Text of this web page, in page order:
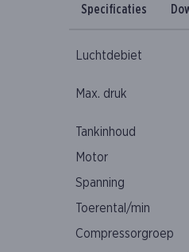
Specificaties
Luchtdebiet
Max. druk
Tankinhoud
Motor
Spanning
Toerental/min
Compressorgroep